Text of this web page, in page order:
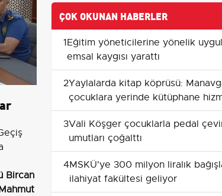
Bircan
ÇOK OKUNAN HABERLER
1Eğitim yöneticilerine yönelik
emsal kaygısı yarattı
2Yaylalarda kitap köprüsü:
çocuklara yerinde kütüphane
3Vali Köşger çocuklarla pedal
umutları çoğalttı
4MSKÜ'ye 300 milyon liralık
ilahiyat fakültesi geliyor